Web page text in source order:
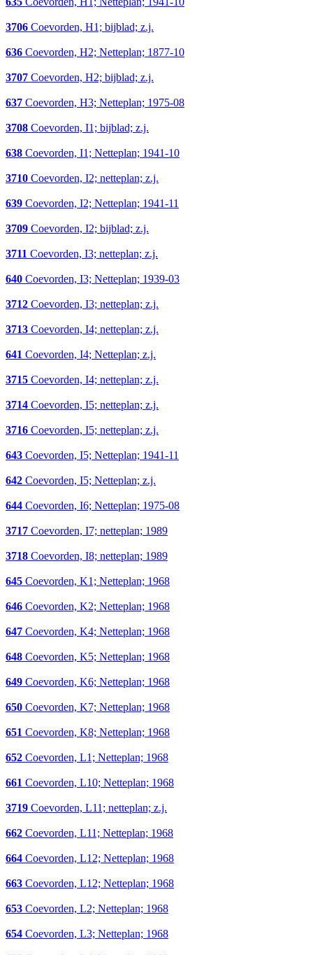
3706 Coevorden, H1; bijblad; z.j.
636 Coevorden, H2; Netteplan; 1877-10
3707 Coevorden, H2; bijblad; z.j.
637 Coevorden, H3; Netteplan; 1975-08
3708 Coevorden, I1; bijblad; z.j.
638 Coevorden, I1; Netteplan; 1941-10
3710 Coevorden, I2; netteplan; z.j.
639 Coevorden, I2; Netteplan; 1941-11
3709 Coevorden, I2; bijblad; z.j.
3711 Coevorden, I3; netteplan; z.j.
640 Coevorden, I3; Netteplan; 1939-03
3712 Coevorden, I3; netteplan; z.j.
3713 Coevorden, I4; netteplan; z.j.
641 Coevorden, I4; Netteplan; z.j.
3715 Coevorden, I4; netteplan; z.j.
3714 Coevorden, I5; netteplan; z.j.
3716 Coevorden, I5; netteplan; z.j.
643 Coevorden, I5; Netteplan; 1941-11
642 Coevorden, I5; Netteplan; z.j.
644 Coevorden, I6; Netteplan; 1975-08
3717 Coevorden, I7; netteplan; 1989
3718 Coevorden, I8; netteplan; 1989
645 Coevorden, K1; Netteplan; 1968
646 Coevorden, K2; Netteplan; 1968
647 Coevorden, K4; Netteplan; 1968
648 Coevorden, K5; Netteplan; 1968
649 Coevorden, K6; Netteplan; 1968
650 Coevorden, K7; Netteplan; 1968
651 Coevorden, K8; Netteplan; 1968
652 Coevorden, L1; Netteplan; 1968
661 Coevorden, L10; Netteplan; 1968
3719 Coevorden, L11; netteplan; z.j.
662 Coevorden, L11; Netteplan; 1968
664 Coevorden, L12; Netteplan; 1968
663 Coevorden, L12; Netteplan; 1968
653 Coevorden, L2; Netteplan; 1968
654 Coevorden, L3; Netteplan; 1968